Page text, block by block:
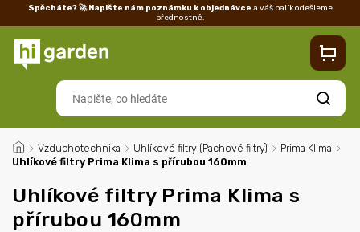
Spěcháte? 🚀 Napište nám poznámku k objednávce a váš balík odešleme
přednostně.
Vrácení/reklamace
Hledat
/ Vzduchotechnika / Uhlíkové filtry (Pachové filtry) / Prima Klima /
Uhlíkové filtry Prima Klima s přírubou 160mm
Uhlíkové filtry Prima Klima s
přírubou 160mm